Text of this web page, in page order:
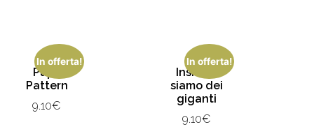
In offerta!
Papà
Pattern
9.10€
In offerta!
Insieme
siamo dei
giganti
9.10€